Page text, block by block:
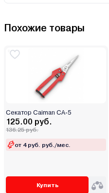
Похожие товары
Секатор Caiman CA-5
125.00 руб.
136.25 руб.
от 4 руб. руб./мес.
Купить